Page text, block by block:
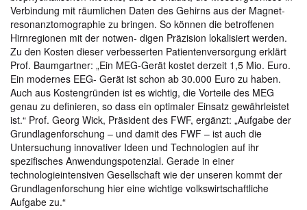
Verbindung mit räumlichen Daten des Gehirns aus der Magnet-
resonanztomographie zu bringen. So können die betroffenen
Hirnregionen mit der notwen- digen Präzision lokalisiert werden.
Zu den Kosten dieser verbesserten Patientenversorgung erklärt
Prof. Baumgartner: „Ein MEG-Gerät kostet derzeit 1,5 Mio. Euro.
Ein modernes EEG- Gerät ist schon ab 30.000 Euro zu haben.
Auch aus Kostengründen ist es wichtig, die Vorteile des MEG
genau zu definieren, so dass ein optimaler Einsatz gewährleistet
ist.“ Prof. Georg Wick, Präsident des FWF, ergänzt: „Aufgabe der
Grundlagenforschung – und damit des FWF – ist auch die
Untersuchung innovativer Ideen und Technologien auf ihr
spezifisches Anwendungspotenzial. Gerade in einer
technologieintensiven Gesellschaft wie der unseren kommt der
Grundlagenforschung hier eine wichtige volkswirtschaftliche
Aufgabe zu.“